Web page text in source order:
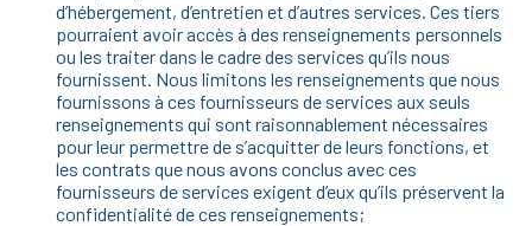
d’hébergement, d’entretien et d’autres services. Ces tiers
pourraient avoir accès à des renseignements personnels
ou les traiter dans le cadre des services qu’ils nous
fournissent. Nous limitons les renseignements que nous
fournissons à ces fournisseurs de services aux seuls
renseignements qui sont raisonnablement nécessaires
pour leur permettre de s’acquitter de leurs fonctions, et
les contrats que nous avons conclus avec ces
fournisseurs de services exigent d’eux qu’ils préservent la
confidentialité de ces renseignements;